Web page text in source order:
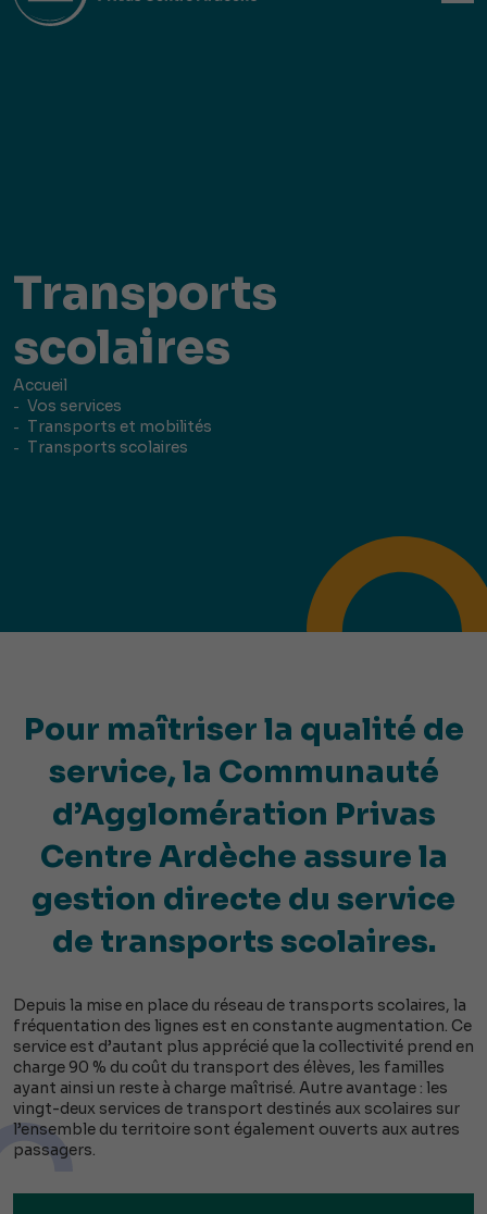
Transports
scolaires
Accueil
Vos services
Transports et mobilités
Transports scolaires
Pour maîtriser la qualité de
service, la Communauté
d’Agglomération Privas
Centre Ardèche assure la
gestion directe du service
de transports scolaires.
Depuis la mise en place du réseau de transports scolaires, la
fréquentation des lignes est en constante augmentation. Ce
service est d’autant plus apprécié que la collectivité prend en
charge 90 % du coût du transport des élèves, les familles
ayant ainsi un reste à charge maîtrisé. Autre avantage : les
vingt-deux services de transport destinés aux scolaires sur
l’ensemble du territoire sont également ouverts aux autres
passagers.